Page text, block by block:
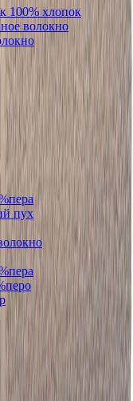
100% хлопок
волокно
пух